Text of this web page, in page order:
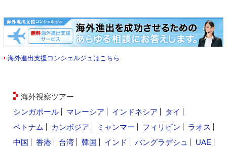
海外進出支援コンシェルジュはこちら
海外視察ツアー
シンガポール
マレーシア インドネシア
タイ
ベトナム
カンボジア ミャンマー フィリピン
ラオス
中国
香港 台湾 韓国 インド バングラデシュ
UAE